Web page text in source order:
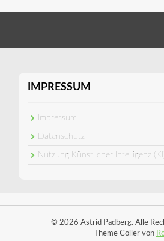
IMPRESSUM
Impressum
Datenschutz
Nutzung Künstlicher Intelligenz
© 2026 Astrid Padberg. Alle
Theme Coller von